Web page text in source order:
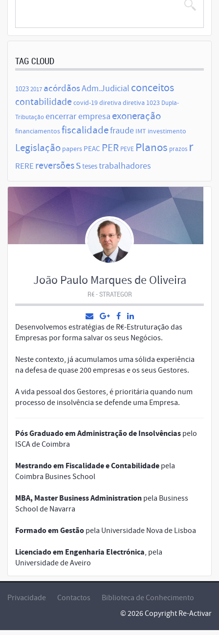
TAG CLOUD
10232017 acórdãosAdm.Judicial conceitos
contabilidade covid-19diretiva diretiva 1023 Dupla-
Tributaçãoencerrar empresa exoneração
financiamentosfiscalidadefraude IMT investimento
Legislação papers PEAC PER PEVE Planos prazos r
RERE reversõesstesestrabalhadores
João Paulo Marques de Oliveira
R€ - STRATEGOR
Desenvolvemos estratégias de R€-Estruturação das
Empresas por forma salvar os seus Negócios.
Neste contexto, já acumulamos uma sólida experiência
na defesa de quase 200 empresas e os seus Gestores.
A vida pessoal dos Gestores, é prioritária quando num
processo de insolvência se defende uma Empresa.
Pós Graduado em Administração de Insolvências pelo
ISCA de Coimbra
Mestrando em Fiscalidade e Contabilidade pela
Coimbra Busines School
MBA, Master Business Administration pela Business
School de Navarra
Formado em Gestão pela Universidade Nova de Lisboa
Licenciado em Engenharia Electrónica, pela
Universidade de Aveiro
Privacidade Contactos
Biblioteca de Conhecimento
© 2026 Copyright Re-Activar